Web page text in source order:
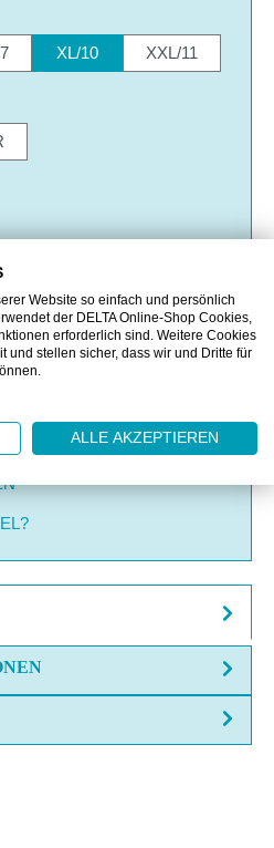
XL/10 XXL/11
WARENKORB
MERKEN
Website so einfach und persönlich
der DELTA Online-Shop Cookies,
erforderlich sind. Weitere Cookies
und stellen sicher, dass wir und Dritte für
ALLE AKZEPTIEREN